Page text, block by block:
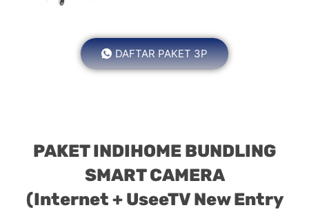
DAFTAR PAKET 3P
PAKET INDIHOME BUNDLING
SMART CAMERA
(Internet + UseeTV New Entry